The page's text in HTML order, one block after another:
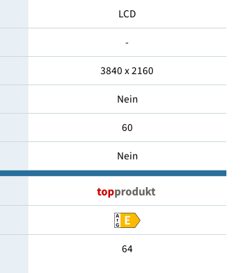
-
3840 x 2160
Nein
60
Nein